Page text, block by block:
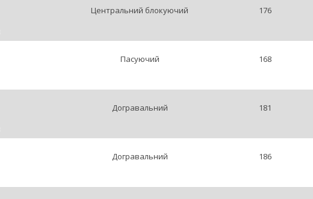
Центральний блокуючий 176
Пасуючий 168
Догравальний 181
Догравальний 186